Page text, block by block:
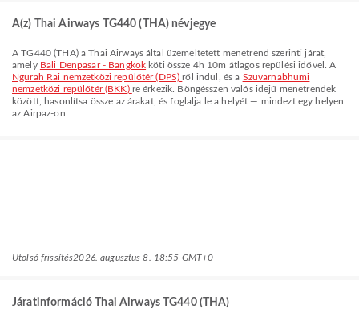
A(z) Thai Airways TG440 (THA) névjegye
ATG440(THA) aThai Airwaysáltal üzemeltetett menetrend szerinti járat,
amely Bali Denpasar - Bangkok köti össze 4h 10m átlagos repülési idővel. A
Ngurah Rai nemzetközi repülőtér (DPS)ről indul, és a Szuvarnabhumi
nemzetközi repülőtér (BKK) re érkezik. Böngésszen valós idejű menetrendek
között, hasonlítsa össze az árakat, és foglalja le a helyét — mindezt egy helyen
az Airpaz-on.
Utolsó frissítés2026. augusztus 8. 18:55 GMT+0
Járatinformáció Thai Airways TG440 (THA)